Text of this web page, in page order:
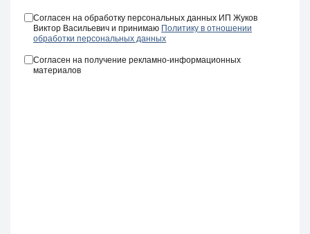
Согласен на обработку персональных данных ИП Жуков
Виктор Васильевич и принимаю Политику в отношении
обработки персональных данных
Согласен на получение рекламно-информационных
материалов